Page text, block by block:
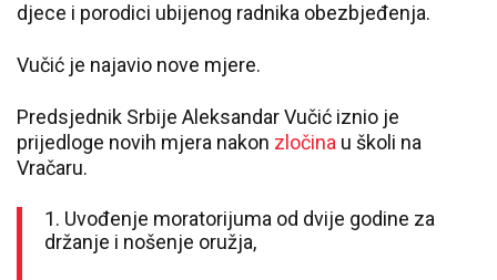
djece i porodici ubijenog radnika obezbjeđenja.
Vučić je najavio nove mjere.
Predsjednik Srbije Aleksandar Vučić iznio je
prijedloge novih mjera nakon zločina u školi na
Vračaru.
1. Uvođenje moratorijuma od dvije godine za
držanje i nošenje oružja,